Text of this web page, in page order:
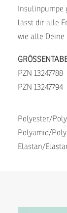
Insulinpumpe
lässt dir alle
wie alle Deine
PZN 13247788
PZN 13247794
Polyester/
Polyamid/
Elastan/